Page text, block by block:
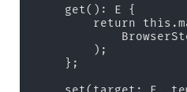
    get(): E {
return
        );
    };